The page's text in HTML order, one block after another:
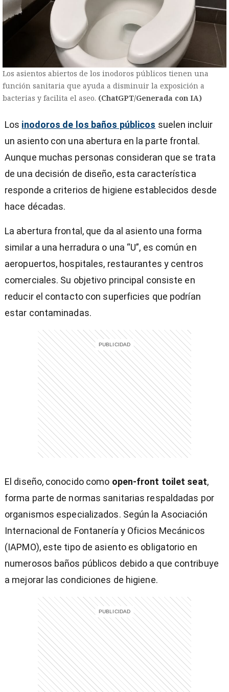
Los asientos abiertos de los inodoros públicos tienen una
función sanitaria que ayuda a disminuir la exposición a
bacterias y facilita el aseo. (ChatGPT/Generada con IA)
Los inodoros de los baños públicos suelen incluir
un asiento con una abertura en la parte frontal.
Aunque muchas personas consideran que se trata
de una decisión de diseño, esta característica
responde a criterios de higiene establecidos desde
hace décadas.
La abertura frontal, que da al asiento una forma
similar a una herradura o una “U”, es común en
aeropuertos, hospitales, restaurantes y centros
comerciales. Su objetivo principal consiste en
reducir el contacto con superficies que podrían
estar contaminadas.
El diseño, conocido como open-front toilet seat,
forma parte de normas sanitarias respaldadas por
organismos especializados. Según la Asociación
Internacional de Fontanería y Oficios Mecánicos
(IAPMO), este tipo de asiento es obligatorio en
numerosos baños públicos debido a que contribuye
a mejorar las condiciones de higiene.